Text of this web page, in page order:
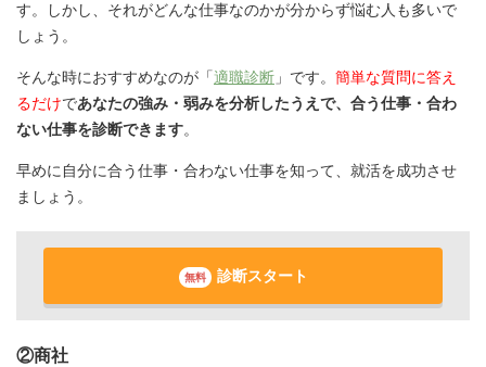
す。しかし、それがどんな仕事なのかが分からず悩む人も多いで
しょう。
そんな時におすすめなのが「適職診断 」です。 簡単な質問に答え
るだけであなたの強み・弱みを分析したうえで、合う仕事・合わ
ない仕事を診断できます。
早めに自分に合う仕事・合わない仕事を知って、就活を成功させ
ましょう。
無料 診断スタート
②商社